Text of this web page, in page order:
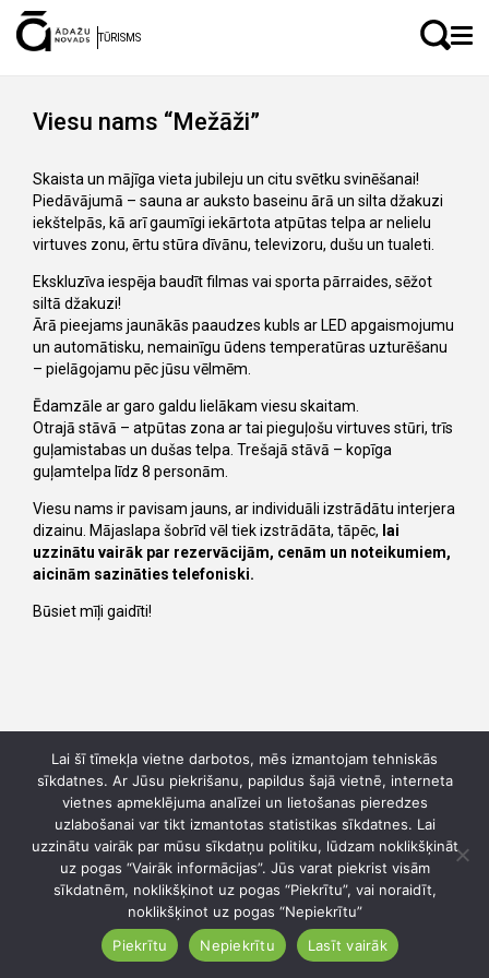
TŪRISMS
LV EN
Viesu nams “Mežāži”
Skaista un mājīga vieta jubileju un citu svētku svinēšanai!
Piedāvājumā – sauna ar auksto baseinu ārā un silta džakuzi
iekštelpās, kā arī gaumīgi iekārtota atpūtas telpa ar nelielu
virtuves zonu, ērtu stūra dīvānu, televizoru, dušu un tualeti.
Ekskluzīva iespēja baudīt filmas vai sporta pārraides, sēžot
siltā džakuzi!
Ārā pieejams jaunākās paaudzes kubls ar LED apgaismojumu
un automātisku, nemainīgu ūdens temperatūras uzturēšanu
– pielāgojamu pēc jūsu vēlmēm.
Ēdamzāle ar garo galdu lielākam viesu skaitam.
Otrajā stāvā – atpūtas zona ar tai pieguļošu virtuves stūri, trīs
guļamistabas un dušas telpa. Trešajā stāvā – kopīga
guļamtelpa līdz 8 personām.
Viesu nams ir pavisam jauns, ar individuāli izstrādātu interjera
dizainu. Mājaslapa šobrīd vēl tiek izstrādāta, tāpēc, lai
uzzinātu vairāk par rezervācijām, cenām un noteikumiem,
aicinām sazināties telefoniski.
Būsiet mīļi gaidīti!
Lai šī tīmekļa vietne darbotos, mēs izmantojam tehniskās
sīkdatnes. Ar Jūsu piekrišanu, papildus šajā vietnē, interneta
vietnes apmeklējuma analīzei un lietošanas pieredzes
uzlabošanai var tikt izmantotas statistikas sīkdatnes. Lai
uzzinātu vairāk par mūsu sīkdatņu politiku, lūdzam noklikšķināt
uz pogas “Vairāk informācijas”. Jūs varat piekrist visām
sīkdatnēm, noklikšķinot uz pogas “Piekrītu”, vai noraidīt,
noklikšķinot uz pogas “Nepiekrītu”
Piekrītu
Nepiekrītu Lasīt vairāk